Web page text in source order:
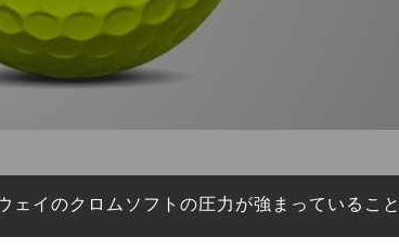
イのクロムソフトの圧力が強まっていること